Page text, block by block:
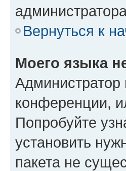
Вернуться к
Моего языка
Администратор
конференции,
Попробуйте
установить
пакета не